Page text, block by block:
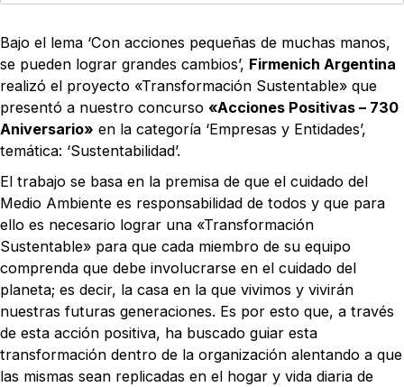
Bajo el lema ‘Con acciones pequeñas de muchas manos,
se pueden lograr grandes cambios’, Firmenich Argentina
realizó el proyecto «Transformación Sustentable» que
presentó a nuestro concurso «Acciones Positivas – 730
Aniversario» en la categoría ‘Empresas y Entidades’,
temática: ‘Sustentabilidad’.
El trabajo se basa en la premisa de que el cuidado del
Medio Ambiente es responsabilidad de todos y que para
ello es necesario lograr una «Transformación
Sustentable» para que cada miembro de su equipo
comprenda que debe involucrarse en el cuidado del
planeta; es decir, la casa en la que vivimos y vivirán
nuestras futuras generaciones. Es por esto que, a través
de esta acción positiva, ha buscado guiar esta
transformación dentro de la organización alentando a que
las mismas sean replicadas en el hogar y vida diaria de